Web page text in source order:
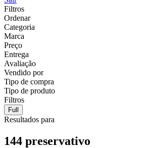
Filtros
Ordenar
Categoria
Marca
Preço
Entrega
Avaliação
Vendido por
Tipo de compra
Tipo de produto
Filtros
Full
Resultados para
144 preservativo